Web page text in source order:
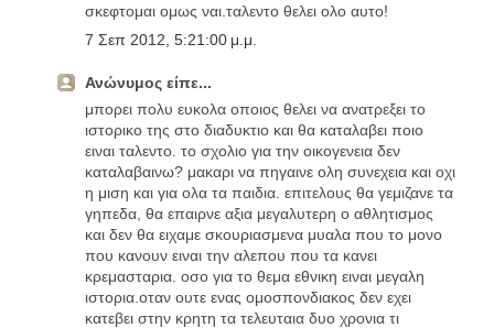
σκεφτομαι ομως ναι.ταλεντο θελει ολο αυτο!
7 Σεπ 2012, 5:21:00 μ.μ.
Ανώνυμος είπε...
μπορει πολυ ευκολα οποιος θελει να ανατρεξει το
ιστορικο της στο διαδυκτιο και θα καταλαβει ποιο
ειναι ταλεντο. το σχολιο για την οικογενεια δεν
καταλαβαινω? μακαρι να πηγαινε ολη συνεχεια και οχι
η μιση και για ολα τα παιδια. επιτελους θα γεμιζανε τα
γηπεδα, θα επαιρνε αξια μεγαλυτερη ο αθλητισμος
και δεν θα ειχαμε σκουριασμενα μυαλα που το μονο
που κανουν ειναι την αλεπου που τα κανει
κρεμασταρια. οσο για το θεμα εθνικη ειναι μεγαλη
ιστορια.οταν ουτε ενας ομοσπονδιακος δεν εχει
κατεβει στην κρητη τα τελευταια δυο χρονια τι